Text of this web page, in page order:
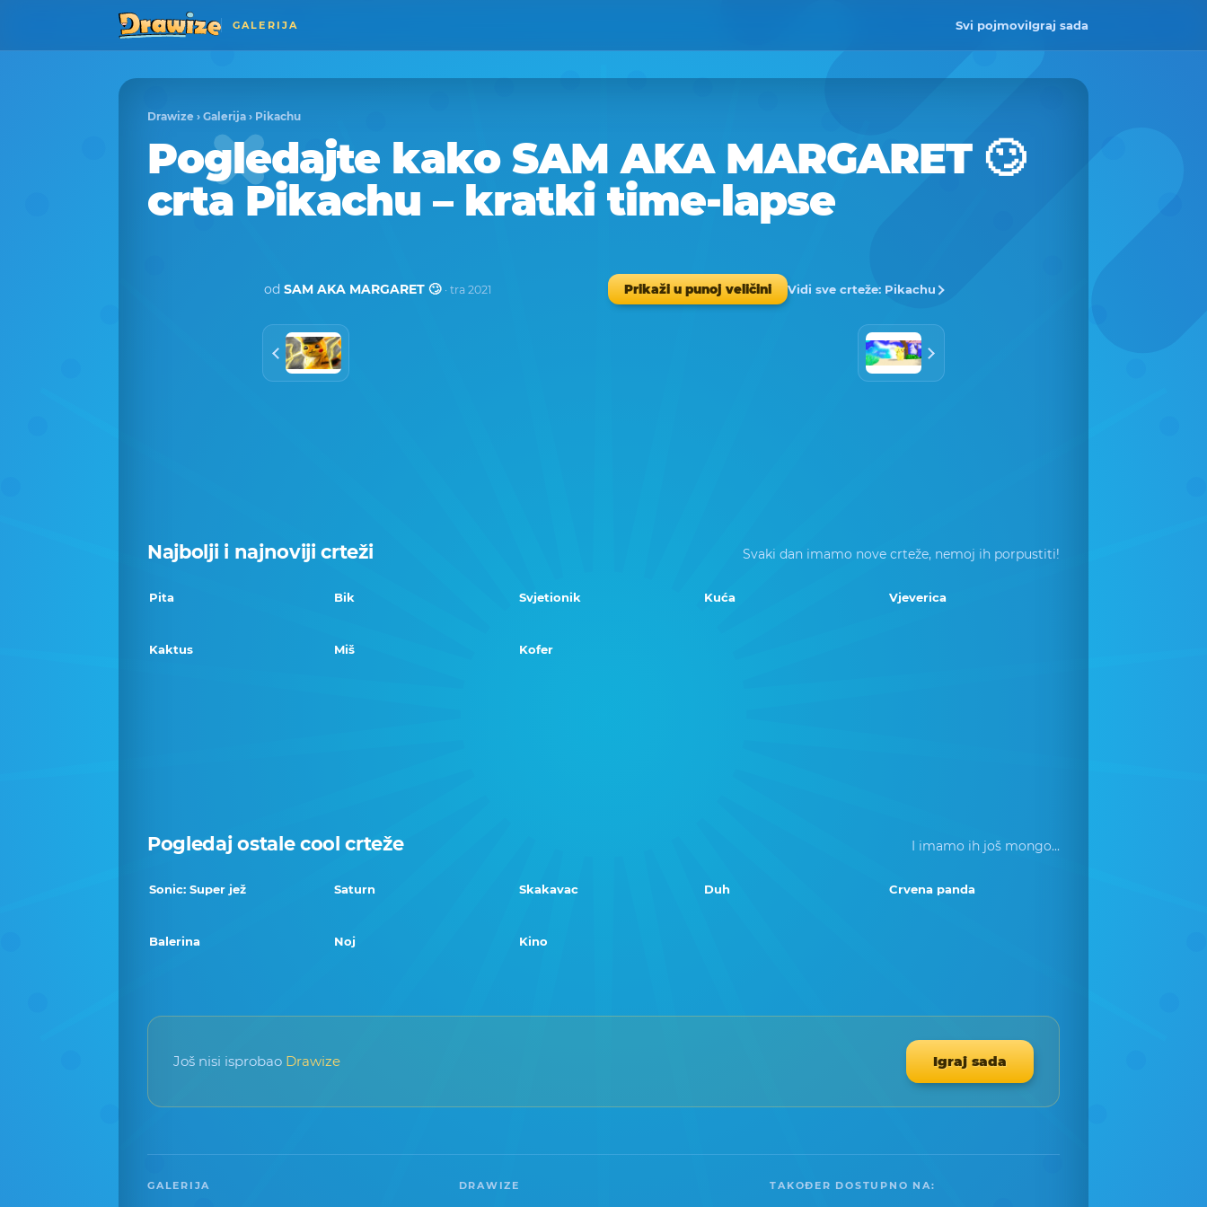
GALERIJA Svi pojmoviIgraj sada
Drawize › Galerija › Pikachu
Pogledajte kako SAM AKA MARGARET 🙄
crta Pikachu – kratki time-lapse
od SAM AKA MARGARET 🙄 · tra 2021 Prikaži u punoj veličini Vidi sve crteže: Pikachu
Najbolji i najnoviji crteži Svaki dan imamo nove crteže, nemoj ih porpustiti!
Pita Bik Svjetionik Kuća Vjeverica
Kaktus Miš Kofer
Pogledaj ostale cool crteže I imamo ih još mongo...
Sonic: Super jež Saturn Skakavac Duh Crvena panda
Balerina Noj Kino
Još nisi isprobao Drawize Igraj sada
GALERIJA DRAWIZE TAKOĐER DOSTUPNO NA: